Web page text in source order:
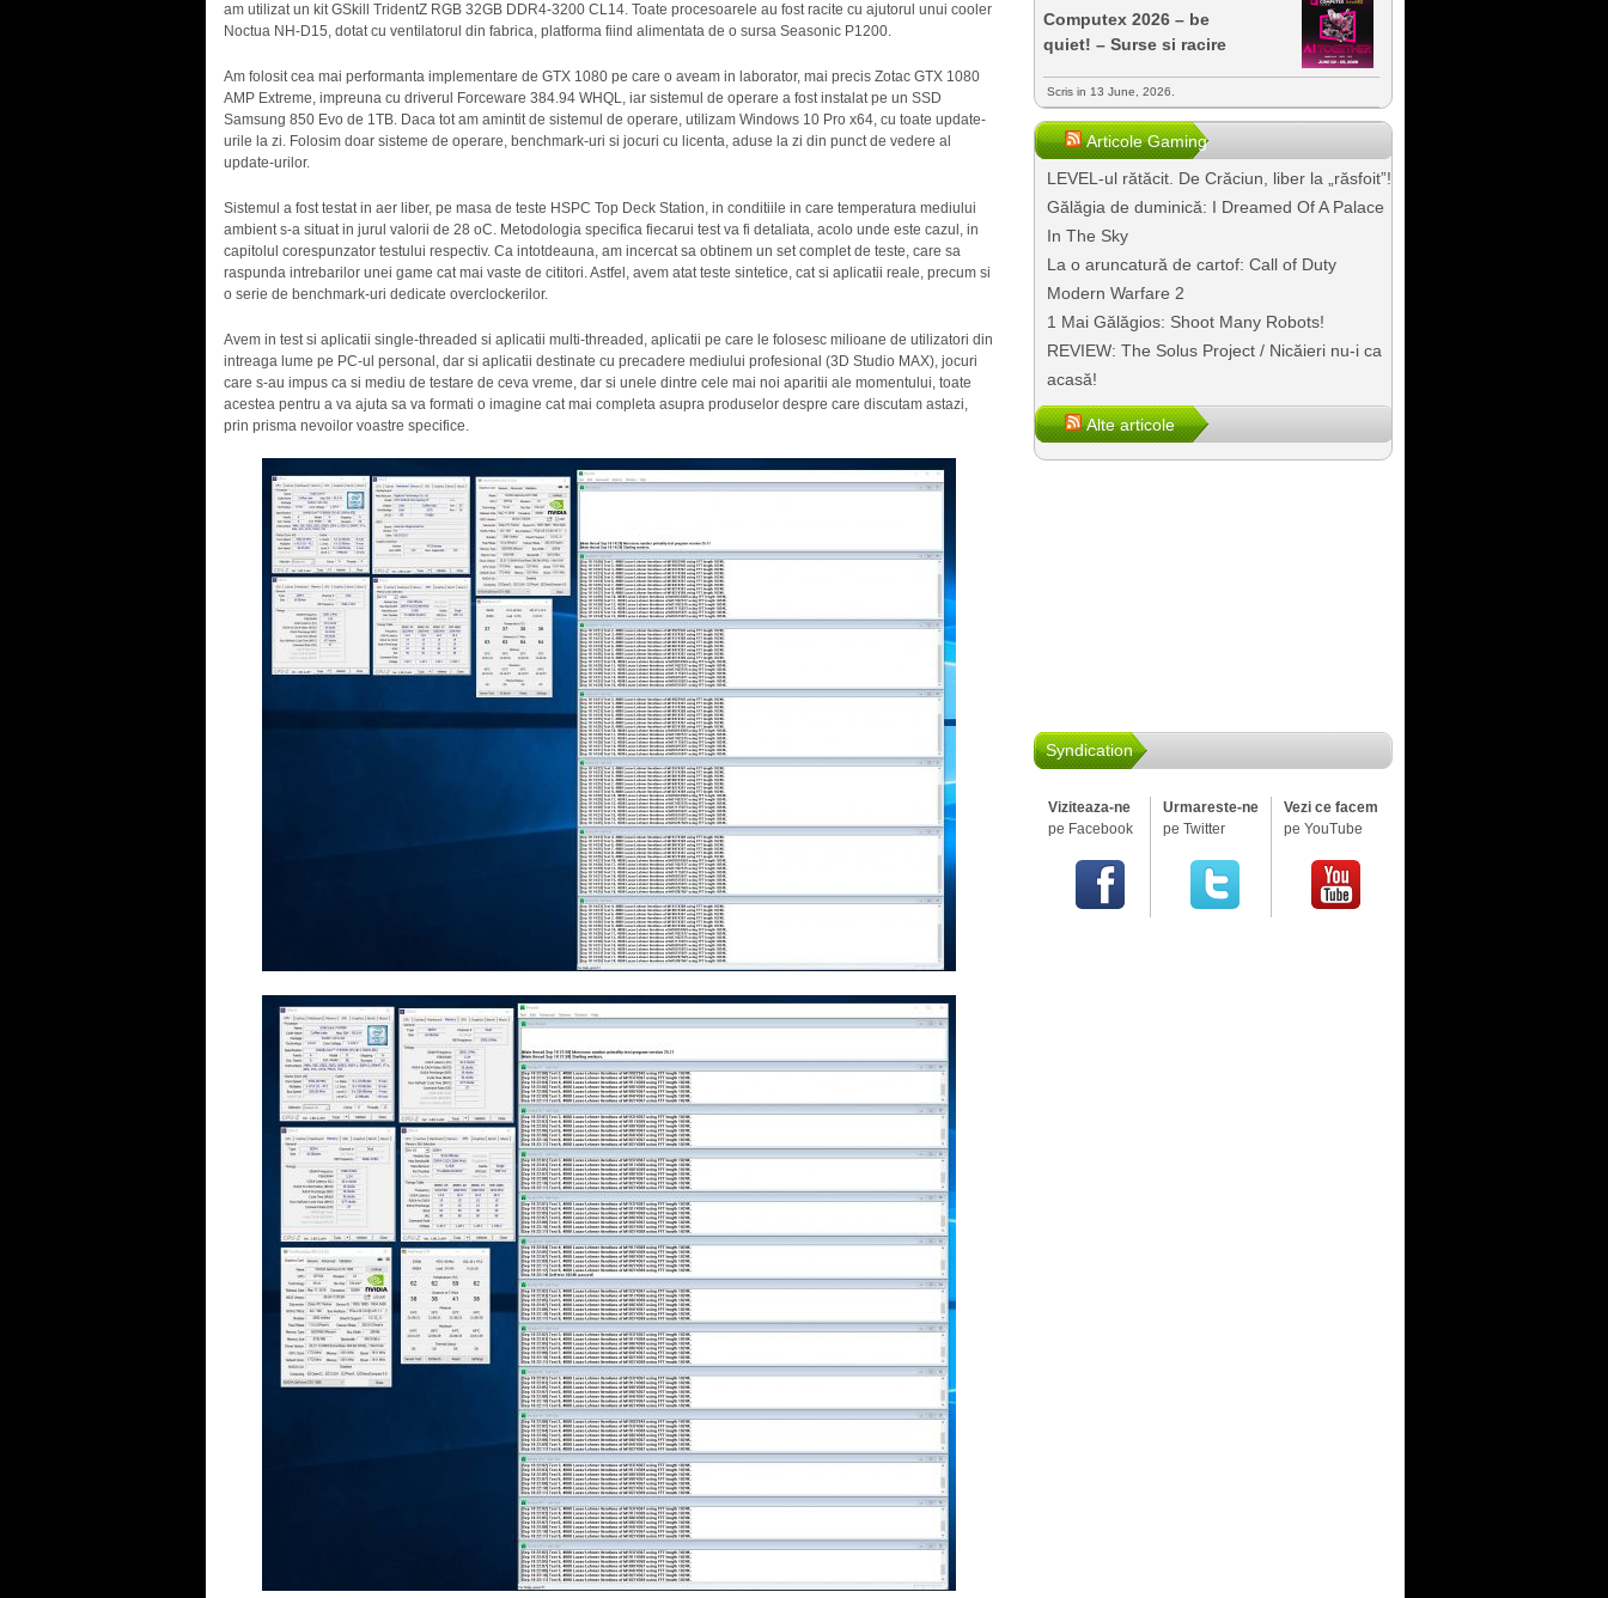
am utilizat un kit GSkill TridentZ RGB 32GB DDR4-3200 CL14. Toate procesoarele au fost racite cu ajutorul unui cooler
Noctua NH-D15, dotat cu ventilatorul din fabrica, platforma fiind alimentata de o sursa Seasonic P1200.
Am folosit cea mai performanta implementare de GTX 1080 pe care o aveam in laborator, mai precis Zotac GTX 1080
AMP Extreme, impreuna cu driverul Forceware 384.94 WHQL, iar sistemul de operare a fost instalat pe un SSD
Samsung 850 Evo de 1TB. Daca tot am amintit de sistemul de operare, utilizam Windows 10 Pro x64, cu toate update-
urile la zi. Folosim doar sisteme de operare, benchmark-uri si jocuri cu licenta, aduse la zi din punct de vedere al
update-urilor.
Sistemul a fost testat in aer liber, pe masa de teste HSPC Top Deck Station, in conditiile in care temperatura mediului
ambient s-a situat in jurul valorii de 28 oC. Metodologia specifica fiecarui test va fi detaliata, acolo unde este cazul, in
capitolul corespunzator testului respectiv. Ca intotdeauna, am incercat sa obtinem un set complet de teste, care sa
raspunda intrebarilor unei game cat mai vaste de cititori. Astfel, avem atat teste sintetice, cat si aplicatii reale, precum si
o serie de benchmark-uri dedicate overclockerilor.
Avem in test si aplicatii single-threaded si aplicatii multi-threaded, aplicatii pe care le folosesc milioane de utilizatori din
intreaga lume pe PC-ul personal, dar si aplicatii destinate cu precadere mediului profesional (3D Studio MAX), jocuri
care s-au impus ca si mediu de testare de ceva vreme, dar si unele dintre cele mai noi aparitii ale momentului, toate
acestea pentru a va ajuta sa va formati o imagine cat mai completa asupra produselor despre care discutam astazi,
prin prisma nevoilor voastre specifice.
Computex 2026 – be
quiet! – Surse si racire
Scris in 13 June, 2026.
Articole Gaming
LEVEL-ul rătăcit. De Crăciun, liber la „răsfoit”!
Gălăgia de duminică: I Dreamed Of A Palace
In The Sky
La o aruncatură de cartof: Call of Duty
Modern Warfare 2
1 Mai Gălăgios: Shoot Many Robots!
REVIEW: The Solus Project / Nicăieri nu-i ca
acasă!
Alte articole
Syndication
Viziteaza-ne
pe Facebook
Urmareste-ne
pe Twitter
Vezi ce facem
pe YouTube